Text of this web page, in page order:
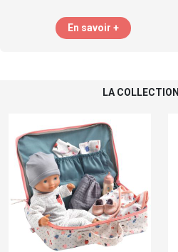
En savoir +
LA COLLECTION